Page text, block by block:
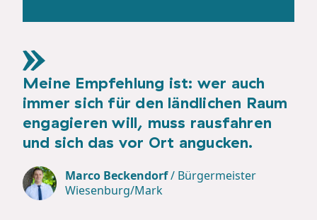
Meine Empfehlung ist: wer auch
immer sich für den ländlichen Raum
engagieren will, muss rausfahren
und sich das vor Ort angucken.
Marco Beckendorf/ Bürgermeister
Wiesenburg/Mark